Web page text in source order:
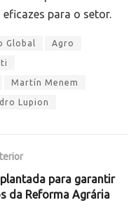
para o setor.
Global Agro
Martín Menem
Lupion
para garantir
da Reforma Agrária